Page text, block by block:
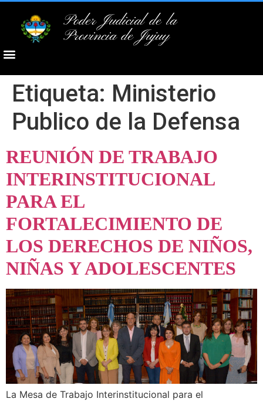
Poder Judicial de la
Provincia de Jujuy
Etiqueta: Ministerio
Publico de la Defensa
REUNIÓN DE TRABAJO
INTERINSTITUCIONAL
PARA EL
FORTALECIMIENTO DE
LOS DERECHOS DE NIÑOS,
NIÑAS Y ADOLESCENTES
La Mesa de Trabajo Interinstitucional para el